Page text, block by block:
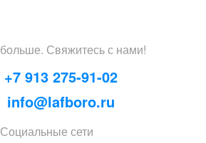
больше. Свяжитесьс нами!
+7 913 275-91-02
info@lafboro.ru
Социальные сети